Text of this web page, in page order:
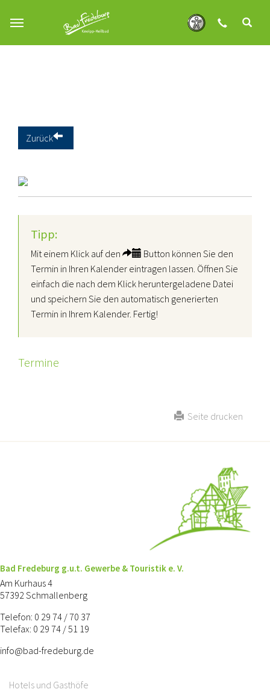
Zurück
Tipp:
Mit einem Klick auf den
Button können Sie den
Termin in Ihren Kalender eintragen lassen. Öffnen Sie
einfach die nach dem Klick heruntergeladene Datei
und speichern Sie den automatisch generierten
Termin in Ihrem Kalender. Fertig!
Termine
Seite drucken
Bad Fredeburg g.u.t. Gewerbe & Touristik e. V.
Am Kurhaus 4
57392 Schmallenberg
Telefon: 0 29 74 / 70 37
Telefax: 0 29 74 / 51 19
info@bad-fredeburg.de
Hotels und Gasthöfe